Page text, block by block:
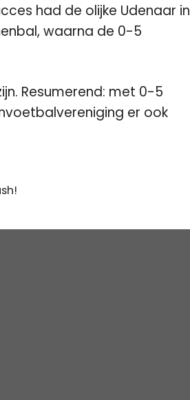
had de olijke Udenaar in
waarna de 0-5
Resumerend: met 0-5
er ook